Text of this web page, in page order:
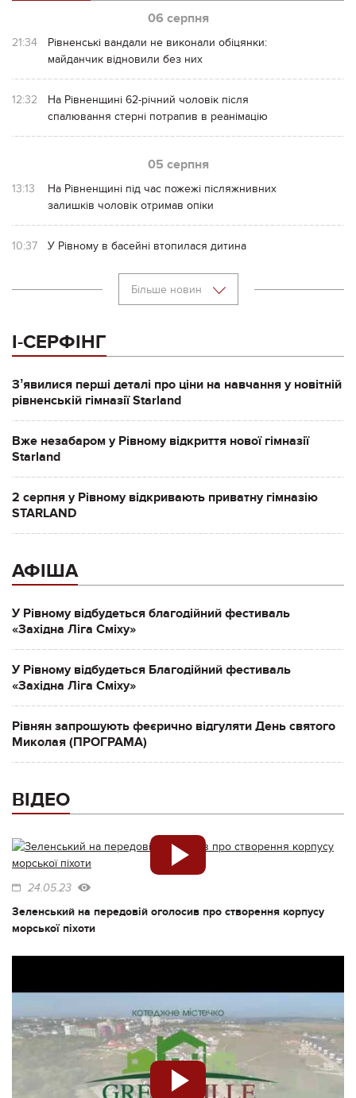
06 серпня
21:34
Рівненські вандали не виконали обіцянки:
майданчик відновили без них
12:32
На Рівненщині 62-річний чоловік після
спалювання стерні потрапив в реанімацію
05 серпня
13:13
На Рівненщині під час пожежі післяжнивних
залишків чоловік отримав опіки
10:37 У Рівному в басейні втопилася дитина
Більше новин
І-СЕРФІНГ
Зʼявилися перші деталі про ціни на навчання у новітній
рівненській гімназії Starland
Вже незабаром у Рівному відкриття нової гімназії
Starland
2 серпня у Рівному відкривають приватну гімназію
STARLAND
АФІША
У Рівному відбудеться благодійний фестиваль
«Західна Ліга Сміху»
У Рівному відбудеться Благодійний фестиваль
«Західна Ліга Сміху»
Рівнян запрошують феєрично відгуляти День святого
Миколая (ПРОГРАМА)
ВІДЕО
24.05.23
Зеленський на передовій оголосив про створення корпусу
морської піхоти